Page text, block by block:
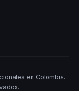
en Colombia.